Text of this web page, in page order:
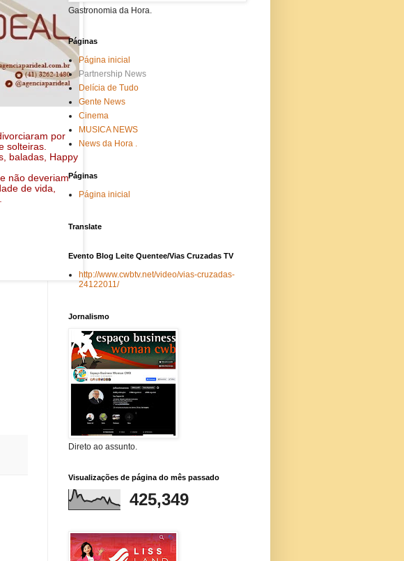
por
solteiras.
baladas, Happy
não deveriam
de vida,
Gastronomia da Hora.
Páginas
Página inicial
Partnership News
Delícia de Tudo
Gente News
Cinema
MUSICA NEWS
News da Hora .
Páginas
Página inicial
Translate
Evento Blog Leite Quentee/Vias Cruzadas TV
http://www.cwbtv.net/video/vias-cruzadas-
24122011/
Jornalismo
Direto ao assunto.
Visualizações de página do mês passado
425,349